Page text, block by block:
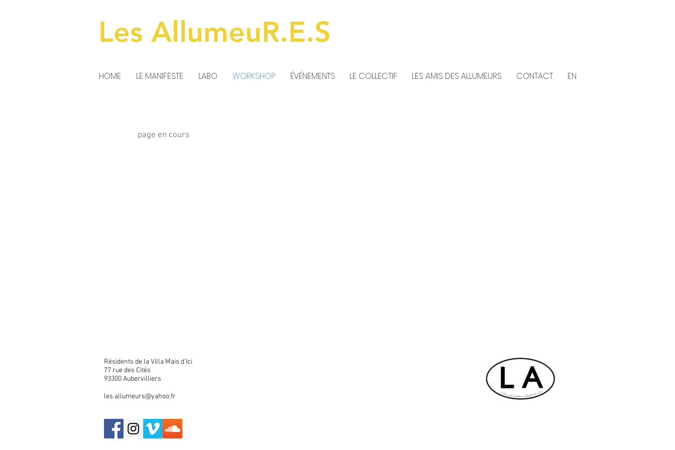
Les AllumeuR.E.S
HOME LE MANIFESTE LABO WORKSHOP ÉVÉNEMENTS LE COLLECTIF LES AMIS DES ALLUMEURS CONTACT EN
page en cours
Résidents de la Villa Mais d'Ici
77 rue des Cités
93300 Aubervilliers
les.allumeurs@yahoo.fr